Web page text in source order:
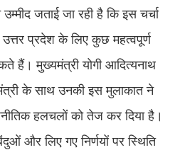
जताई जा रही है कि इस चर्चा
प्रदेश के लिए कुछ महत्वपूर्ण
हैं। मुख्यमंत्री योगी आदित्यनाथ
के साथ उनकी इस मुलाकात ने
हलचलों को तेज कर दिया है।
और लिए गए निर्णयों पर स्थिति